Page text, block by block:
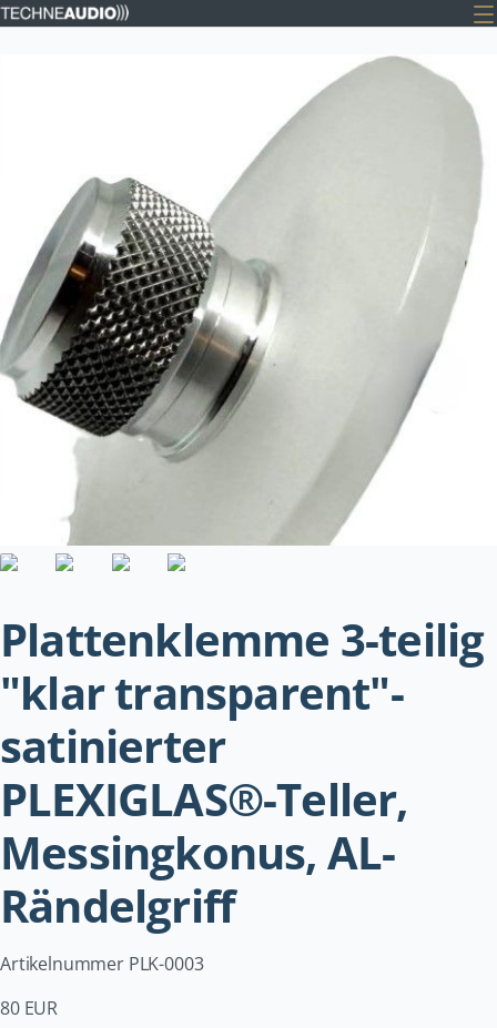
Plattenklemme 3-teilig
"klar transparent"-
satinierter
PLEXIGLAS®-Teller,
Messingkonus, AL-
Rändelgriff
Artikelnummer PLK-0003
80 EUR